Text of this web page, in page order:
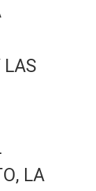
LAS
LA